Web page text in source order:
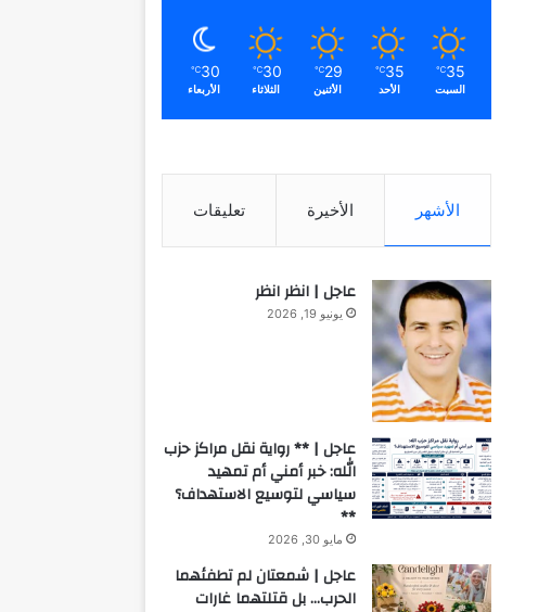
35
℃
السبت
35
℃
الأحد
29
℃
الأثنين
30
℃
الثلاثاء
30
℃
الأربعاء
الأشهر الأخيرة تعليقات
عاجل | انظر انظر
يونيو 19, 2026
عاجل | ** رواية نقل مراكز حزب
الله: خبر أمني أم تمهيد
سياسي لتوسيع الاستهداف؟
**
مايو 30, 2026
عاجل | شمعتان لم تطفئهما
الحرب… بل قتلتهما غارات